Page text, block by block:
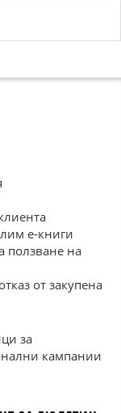
е-книги
ползване на
от закупена
за
кампании